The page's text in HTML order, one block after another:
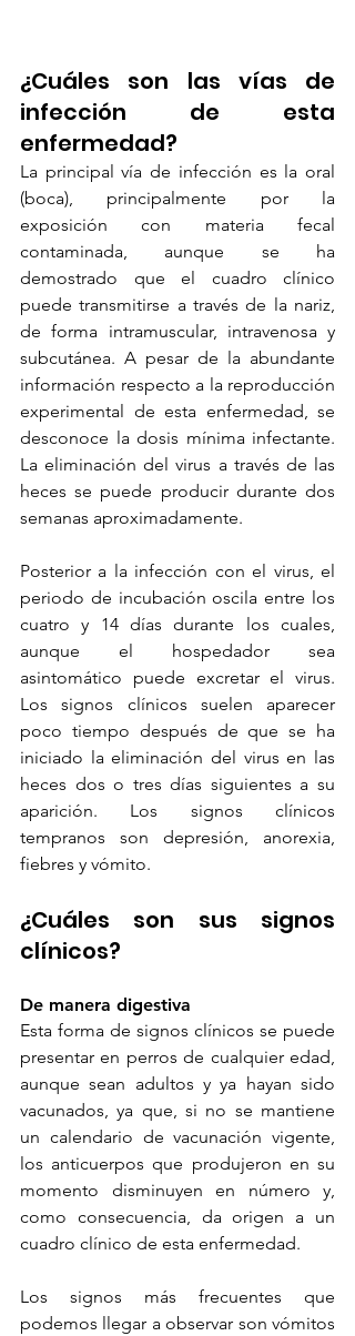
¿Cuáles son las vías de
infección de esta
enfermedad?
La principal vía de infección es la oral
(boca), principalmente por la
exposición con materia fecal
contaminada, aunque se ha
demostrado que el cuadro clínico
puede transmitirse a través de la nariz,
de forma intramuscular, intravenosa y
subcutánea. A pesar de la abundante
información respecto a la reproducción
experimental de esta enfermedad, se
desconoce la dosis mínima infectante.
La eliminación del virus a través de las
heces se puede producir durante dos
semanas aproximadamente.
Posterior a la infección con el virus, el
periodo de incubación oscila entre los
cuatro y 14 días durante los cuales,
aunque el hospedador sea
asintomático puede excretar el virus.
Los signos clínicos suelen aparecer
poco tiempo después de que se ha
iniciado la eliminación del virus en las
heces dos o tres días siguientes a su
aparición. Los signos clínicos
tempranos son depresión, anorexia,
fiebres y vómito.
¿Cuáles son sus signos
clínicos?
De manera digestiva
Esta forma de signos clínicos se puede
presentar en perros de cualquier edad,
aunque sean adultos y ya hayan sido
vacunados, ya que, si no se mantiene
un calendario de vacunación vigente,
los anticuerpos que produjeron en su
momento disminuyen en número y,
como consecuencia, da origen a un
cuadro clínico de esta enfermedad.
Los signos más frecuentes que
podemos llegar a observar son vómitos